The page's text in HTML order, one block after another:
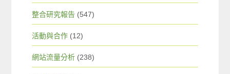
整合研究報告 (547)
活動與合作 (12)
網站流量分析 (238)